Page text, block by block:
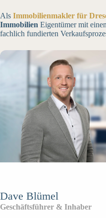
Als Immobilienmakler für
Immobilien Eigentümer mit
fachlich fundierten
Dave Blümel
Geschäftsführer & Inhaber